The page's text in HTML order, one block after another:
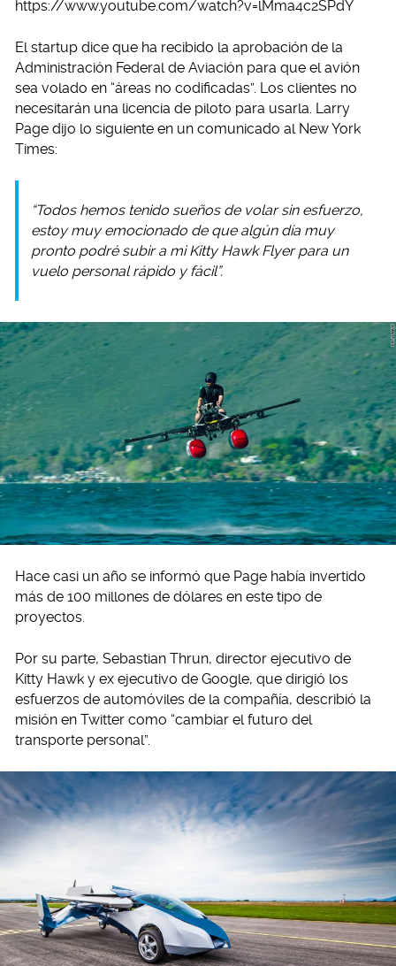
https://www.youtube.com/watch?v=lMma4c2SPdY
El startup dice que ha recibido la aprobación de la
Administración Federal de Aviación para que el avión
sea volado en “áreas no codificadas”. Los clientes no
necesitarán una licencia de piloto para usarla. Larry
Page dijo lo siguiente en un comunicado al New York
Times:
“Todos hemos tenido sueños de volar sin esfuerzo,
estoy muy emocionado de que algún día muy
pronto podré subir a mi Kitty Hawk Flyer para un
vuelo personal rápido y fácil”.
Hace casi un año se informó que Page había invertido
más de 100 millones de dólares en este tipo de
proyectos.
Por su parte, Sebastian Thrun, director ejecutivo de
Kitty Hawk y ex ejecutivo de Google, que dirigió los
esfuerzos de automóviles de la compañía, describió la
misión en Twitter como “cambiar el futuro del
transporte personal”.